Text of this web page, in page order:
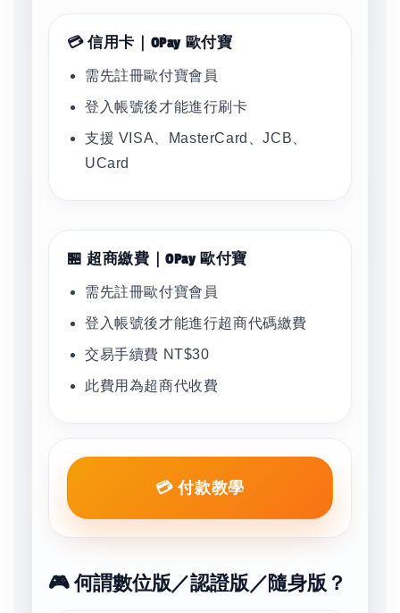
💳 信用卡｜OPay 歐付寶
需先註冊歐付寶會員
登入帳號後才能進行刷卡
支援 VISA、MasterCard、JCB、
UCard
🏪 超商繳費｜OPay 歐付寶
需先註冊歐付寶會員
登入帳號後才能進行超商代碼繳費
交易手續費 NT$30
此費用為超商代收費
💳 付款教學
🎮 何謂數位版／認證版／隨身版？